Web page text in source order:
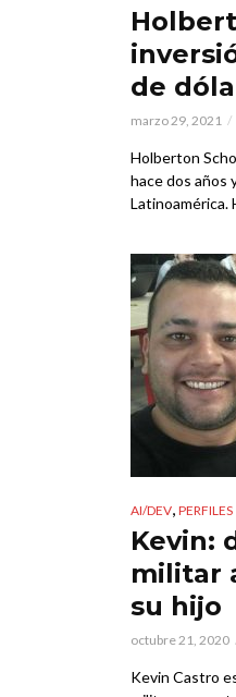
de
marzo 29, 2021
Holberton
hace dos años
Latinoamérica.
AI/DEV, PERFILES
Kevin:
militar
su hijo
octubre 21, 2020
Kevin Castro